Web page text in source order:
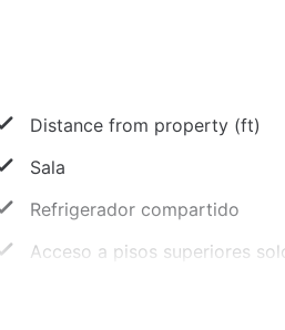
Distance from property (ft)
Sala
Refrigerador compartido
Acceso a pisos superiores